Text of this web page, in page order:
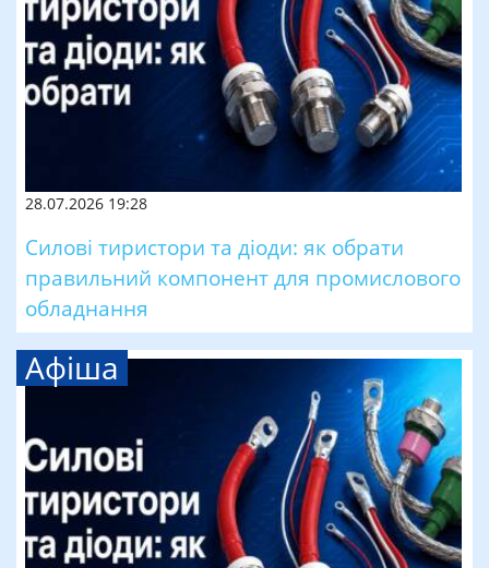
28.07.2026 19:28
Силові тиристори та діоди: як обрати
правильний компонент для промислового
обладнання
Афіша